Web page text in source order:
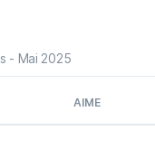
- Mai 2025
AIME